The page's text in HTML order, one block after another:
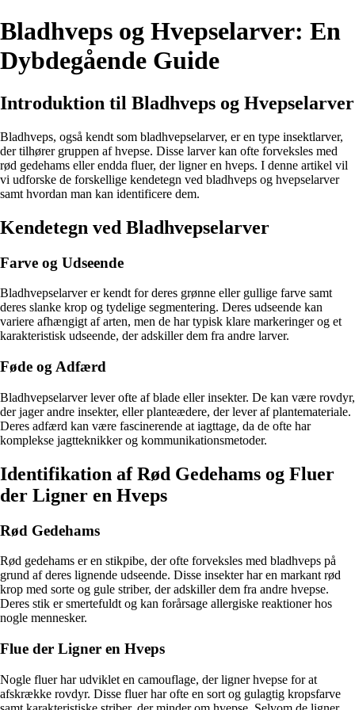
Bladhveps og Hvepselarver: En
Dybdegående Guide
Introduktion til Bladhveps og Hvepselarver
Bladhveps, også kendt som bladhvepselarver, er en type insektlarver,
der tilhører gruppen af hvepse. Disse larver kan ofte forveksles med
rød gedehams eller endda fluer, der ligner en hveps. I denne artikel vil
vi udforske de forskellige kendetegn ved bladhveps og hvepselarver
samt hvordan man kan identificere dem.
Kendetegn ved Bladhvepselarver
Farve og Udseende
Bladhvepselarver er kendt for deres grønne eller gullige farve samt
deres slanke krop og tydelige segmentering. Deres udseende kan
variere afhængigt af arten, men de har typisk klare markeringer og et
karakteristisk udseende, der adskiller dem fra andre larver.
Føde og Adfærd
Bladhvepselarver lever ofte af blade eller insekter. De kan være rovdyr,
der jager andre insekter, eller planteædere, der lever af plantemateriale.
Deres adfærd kan være fascinerende at iagttage, da de ofte har
komplekse jagtteknikker og kommunikationsmetoder.
Identifikation af Rød Gedehams og Fluer
der Ligner en Hveps
Rød Gedehams
Rød gedehams er en stikpibe, der ofte forveksles med bladhveps på
grund af deres lignende udseende. Disse insekter har en markant rød
krop med sorte og gule striber, der adskiller dem fra andre hvepse.
Deres stik er smertefuldt og kan forårsage allergiske reaktioner hos
nogle mennesker.
Flue der Ligner en Hveps
Nogle fluer har udviklet en camouflage, der ligner hvepse for at
afskrække rovdyr. Disse fluer har ofte en sort og gulagtig kropsfarve